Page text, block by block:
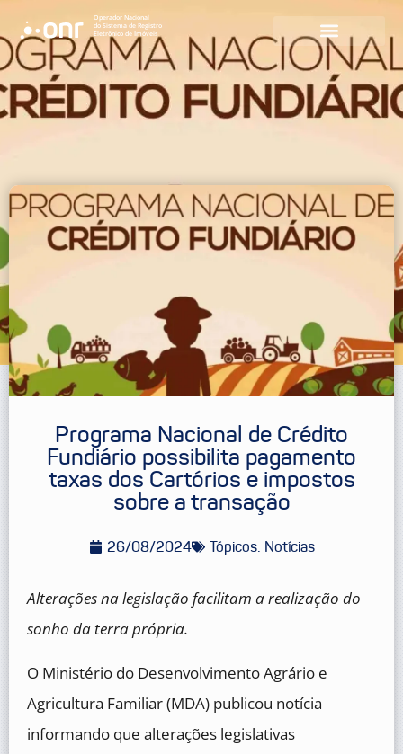
Operador Nacional
do Sistema de Registro
Eletrônico de Imóveis
Programa Nacional de Crédito
Fundiário possibilita pagamento
taxas dos Cartórios e impostos
sobre a transação
26/08/2024 Tópicos: Notícias
Alterações na legislação facilitam a realização do
sonho da terra própria.
O Ministério do Desenvolvimento Agrário e
Agricultura Familiar (MDA) publicou notícia
informando que alterações legislativas